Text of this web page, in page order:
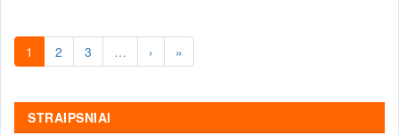
1 2 3 … › »
STRAIPSNIAI